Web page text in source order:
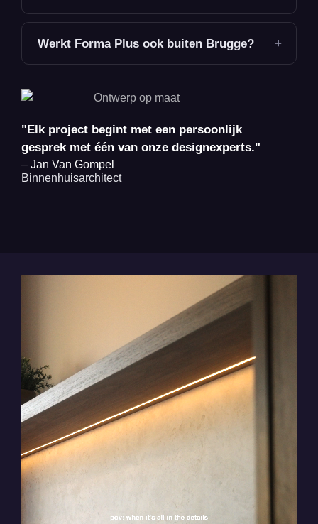
"Elk project begint met een persoonlijk
gesprek met één van onze designexperts."
– Jan Van Gompel
Binnenhuisarchitect
Werkt Forma Plus ook buiten Brugge?